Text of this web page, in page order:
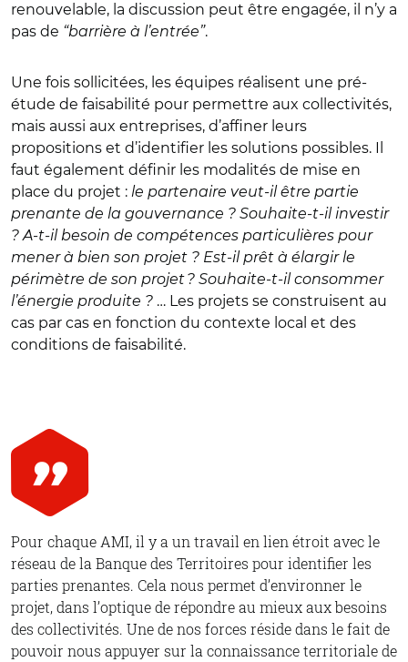
renouvelable, la discussion peut être engagée, il n’y a
pas de “barrière à l’entrée”.
Une fois sollicitées, les équipes réalisent une pré-
étude de faisabilité pour permettre aux collectivités,
mais aussi aux entreprises, d’affiner leurs
propositions et d’identifier les solutions possibles. Il
faut également définir les modalités de mise en
place du projet : le partenaire veut-il être partie
prenante de la gouvernance ? Souhaite-t-il investir
? A-t-il besoin de compétences particulières pour
mener à bien son projet ? Est-il prêt à élargir le
périmètre de son projet ? Souhaite-t-il consommer
l’énergie produite ? … Les projets se construisent au
cas par cas en fonction du contexte local et des
conditions de faisabilité.
Pour chaque AMI, il y a un travail en lien étroit avec le
réseau de la Banque des Territoires pour identifier les
parties prenantes. Cela nous permet d’environner le
projet, dans l’optique de répondre au mieux aux besoins
des collectivités. Une de nos forces réside dans le fait de
pouvoir nous appuyer sur la connaissance territoriale de